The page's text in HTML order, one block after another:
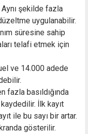
şekilde fazla
uygulanabilir.
süresine sahip
telafi etmek için
ve 14.000 adede
fazla basıldığında
İlk kayıt
ile bu sayı bir artar.
gösterilir.